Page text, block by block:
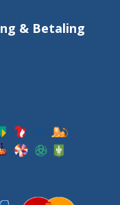
& Betaling